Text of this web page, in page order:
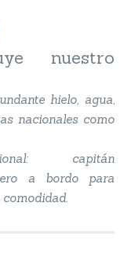
nuestro
hielo, agua,
nacionales como
capitán
a bordo para